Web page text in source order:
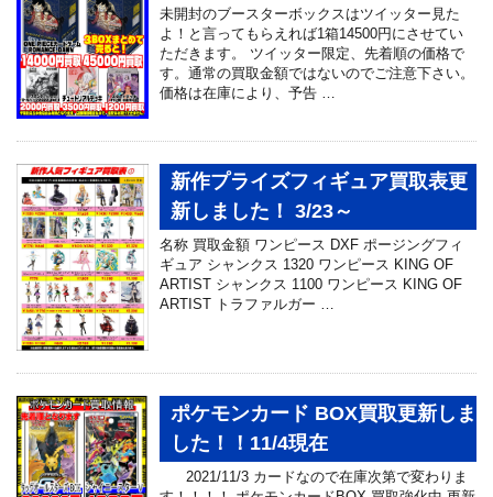
未開封のブースターボックスはツイッター見た
よ！と言ってもらえれば1箱14500円にさせてい
ただきます。 ツイッター限定、先着順の価格で
す。通常の買取金額ではないのでご注意下さい。
価格は在庫により、予告 …
新作プライズフィギュア買取表更
新しました！ 3/23～
名称 買取金額 ワンピース DXF ポージングフィ
ギュア シャンクス 1320 ワンピース KING OF
ARTIST シャンクス 1100 ワンピース KING OF
ARTIST トラファルガー …
ポケモンカード BOX買取更新しま
した！！11/4現在
2021/11/3 カードなので在庫次第で変わりま